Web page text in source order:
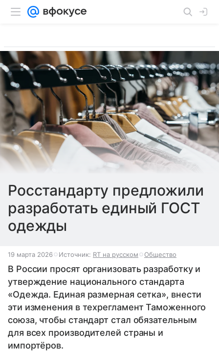
Росстандарту предложили
разработать единый ГОСТ
одежды
19 марта 2026 Источник: RT на русском Общество
В России просят организовать разработку и
утверждение национального стандарта
«Одежда. Единая размерная сетка», внести
эти изменения в техрегламент Таможенного
союза, чтобы стандарт стал обязательным
для всех производителей страны и
импортёров.